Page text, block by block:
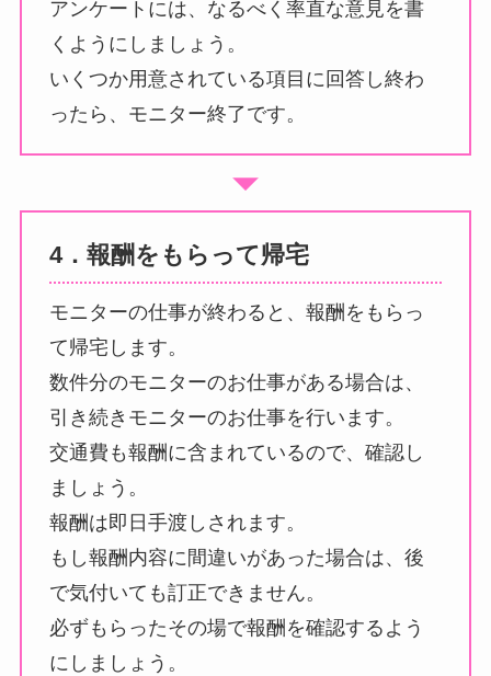
アンケートには、なるべく率直な意見を書
くようにしましょう。
いくつか用意されている項目に回答し終わ
ったら、モニター終了です。
4．報酬をもらって帰宅
モニターの仕事が終わると、報酬をもらっ
て帰宅します。
数件分のモニターのお仕事がある場合は、
引き続きモニターのお仕事を行います。
交通費も報酬に含まれているので、確認し
ましょう。
報酬は即日手渡しされます。
もし報酬内容に間違いがあった場合は、後
で気付いても訂正できません。
必ずもらったその場で報酬を確認するよう
にしましょう。